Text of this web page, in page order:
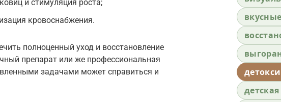
и стимуляция роста;
кровоснабжения.
полноценный уход и восстановление
препарат или же профессиональная
задачами может справиться и